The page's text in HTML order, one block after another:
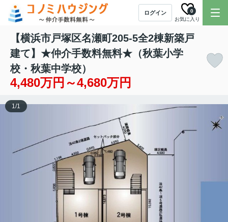
ログイン
お気に入り
0
【横浜市戸塚区名瀬町205-5全2棟新築戸
建て】★仲介手数料無料★（秋葉小学
校・秋葉中学校）
4,480万円～4,680万円
1/1